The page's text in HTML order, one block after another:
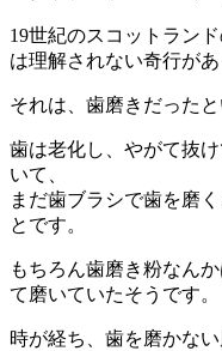
19世紀のスコットラン
は理解されない奇行があ
それは、歯磨きだったと
歯は老化し、やがて抜
いて、
まだ歯ブラシで歯を磨
とです。
もちろん歯磨き粉なん
て磨いていたそうです。
時が経ち、歯を磨かな